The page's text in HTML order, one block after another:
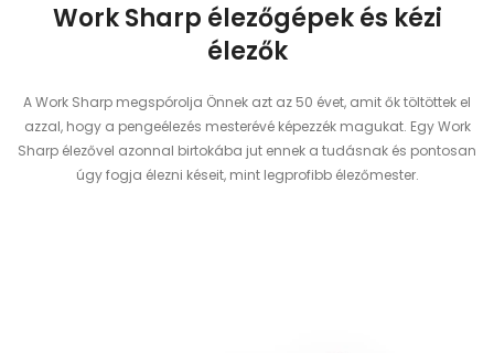
Work Sharp élezőgépek és kézi
élezők
A Work Sharp megspórolja Önnek azt az 50 évet, amit ők töltöttek el
azzal, hogy a pengeélezés mesterévé képezzék magukat. Egy Work
Sharp élezővel azonnal birtokába jut ennek a tudásnak és pontosan
úgy fogja élezni késeit, mint legprofibb élezőmester.